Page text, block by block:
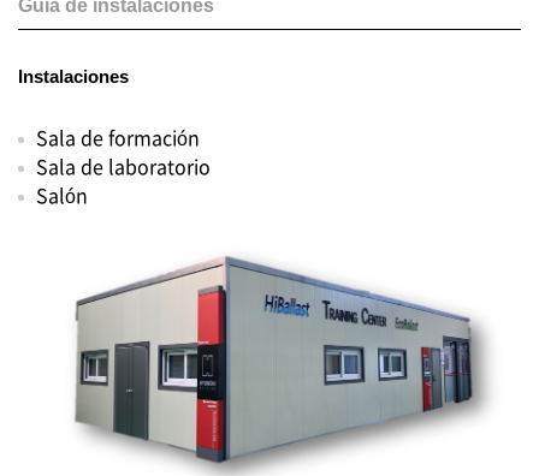
Guía de instalaciones
Instalaciones
Sala de formación
Sala de laboratorio
Salón